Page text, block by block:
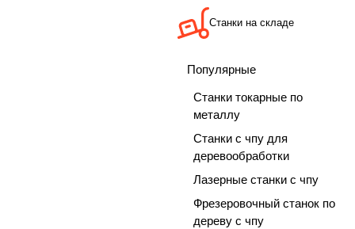
Станки на складе
Популярные
Станки токарные по
металлу
Станки с чпу для
деревообработки
Лазерные станки с чпу
Фрезеровочный станок по
дереву с чпу